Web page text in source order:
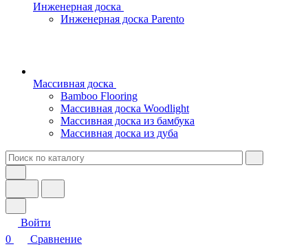
Инженерная доска
Инженерная доска Parento
Массивная доска
Bamboo Flooring
Массивная доска Woodlight
Массивная доска из бамбука
Массивная доска из дуба
Войти
0
Сравнение